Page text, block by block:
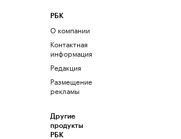
РБК
О компании
Контактная
информация
Редакция
Размещение
рекламы
Другие
продукты
РБК